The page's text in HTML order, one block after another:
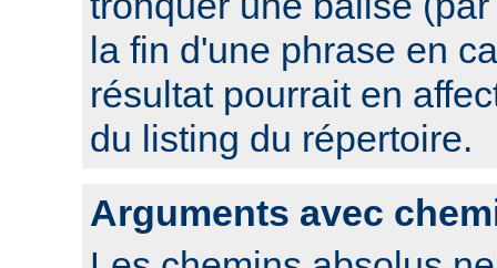
la fin d'une phrase en
résultat pourrait en
du listing du répertoire.
Arguments avec